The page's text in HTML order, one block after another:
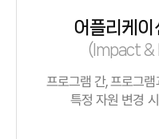
어플리케이
(Impact &
프로그램 간, 프로그
특정 자원 변경